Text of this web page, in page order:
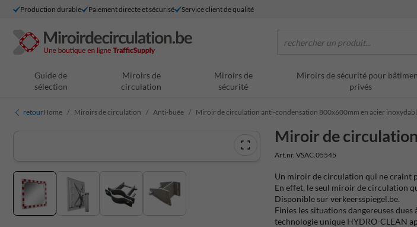
Production durable Paiement directe et sécurisé Service client de qualité
rechercher un produit...
Guide de
sélection
Miroirs de
circulation
Miroirs de
sécurité
Miroirs de sécurité pour
privés
retourHome Miroirs de circulation Anti-buée Miroir de circulation anti-condensation 800x600mm en acier
Miroir de
Art.nr. VSAC.05545
Un miroir de circulation qui ne craint
En effet, le seul miroir de circulation
Disponible sur verkeersspiegel.be.
Finies les situations dangereuses dues
technologie unique HYDRO-CLEAN